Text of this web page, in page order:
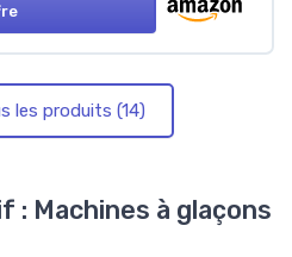
les produits (14)
: Machines à glaçons